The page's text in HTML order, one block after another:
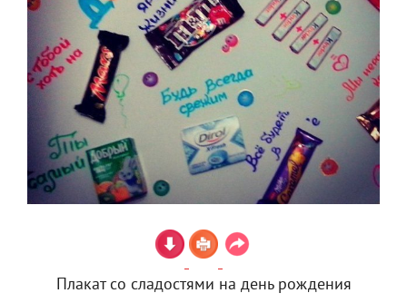
Плакат со сладостями на день рождения